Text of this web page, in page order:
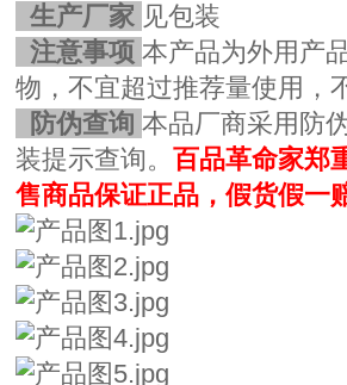
生产厂家 见包装
注意事项 本产品为外用产
物，不宜超过推荐量使用，
防伪查询 本品厂商采用防
装提示查询。百品革命家郑
售商品保证正品，假货假一